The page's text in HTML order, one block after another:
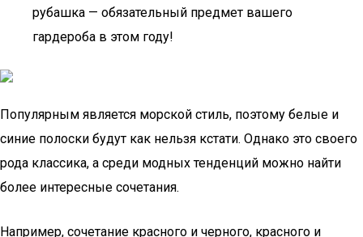
рубашка — обязательный предмет вашего
гардероба в этом году!
Популярным является морской стиль, поэтому белые и
синие полоски будут как нельзя кстати. Однако это своего
рода классика, а среди модных тенденций можно найти
более интересные сочетания.
Например, сочетание красного и черного, красного и